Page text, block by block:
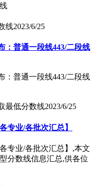
线2023/6/25
：普通一段线443/二段线
：普通一段线443/二段线
最低分数线2023/6/25
专业/各批次汇总】
专业/各批次汇总】,本文
分数线信息汇总,供各位